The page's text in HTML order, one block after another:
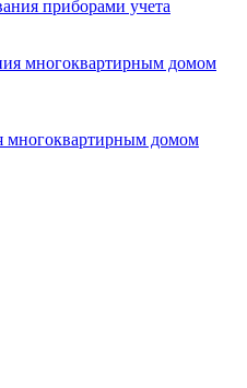
приборами учета
многоквартирным домом